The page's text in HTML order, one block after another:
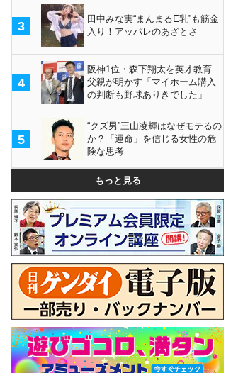
3
田中みな実“まんまるE乳”も筋金
入り！アッパレのあざとさ
4
阪神1位・森下翔太を英才教育
父親が明かす「マイホーム購入
の判断も野球ありきでした」
5
“クズ男”三山凌輝はなぜモテるの
か？「運命」を信じる女性の危
険な思考
もっと見る